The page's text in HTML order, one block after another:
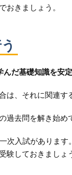
おきましょう。
だ基礎知識を安
は、それに関連す
過去問を解き始め
次入試があります。
験しておきましょ